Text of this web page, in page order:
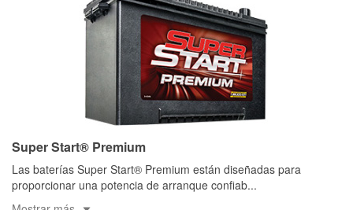
Super Start® Premium
Las baterías Super Start® Premium están diseñadas para
proporcionar una potencia de arranque confiab...